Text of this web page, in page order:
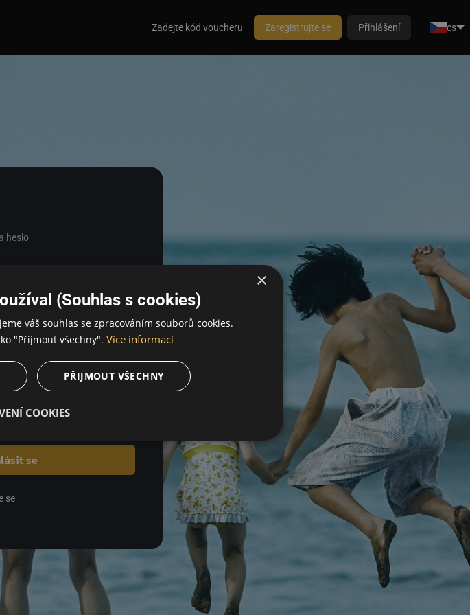
Zadejte kód voucheru Zaregistrujte se Přihlášení cs
heslo
se
se
×
(Souhlas s cookies)
váš souhlas se zpracováním souborů cookies.
"Přijmout všechny". Více informací
PŘIJMOUT VŠECHNY
COOKIES